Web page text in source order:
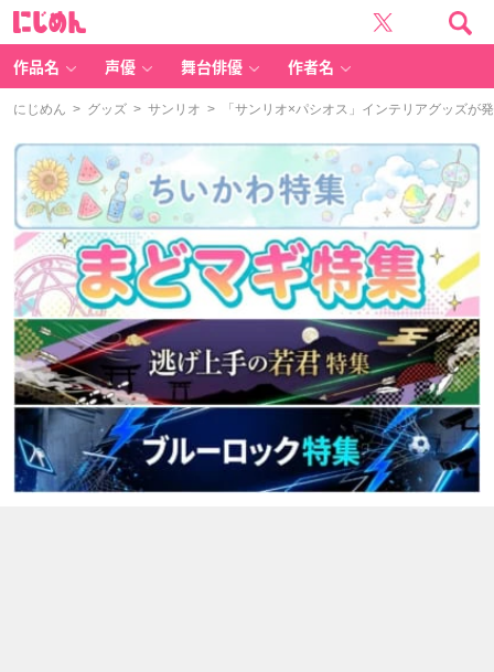
作品名 声優 舞台俳優 作者名
にじめん > グッズ > サンリオ > 「サンリオ×パシオス」インテリアグッズが